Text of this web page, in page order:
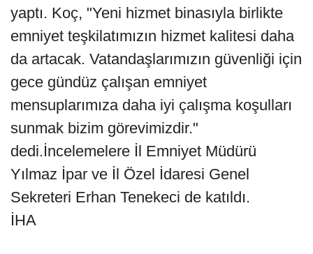
yaptı. Koç, "Yeni hizmet binasıyla birlikte
emniyet teşkilatımızın hizmet kalitesi daha
da artacak. Vatandaşlarımızın güvenliği için
gece gündüz çalışan emniyet
mensuplarımıza daha iyi çalışma koşulları
sunmak bizim görevimizdir."
dedi.İncelemelere İl Emniyet Müdürü
Yılmaz İpar ve İl Özel İdaresi Genel
Sekreteri Erhan Tenekeci de katıldı.
İHA